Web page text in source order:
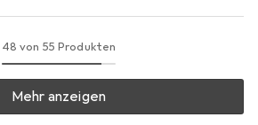
48 von 55 Produkten
Mehr anzeigen